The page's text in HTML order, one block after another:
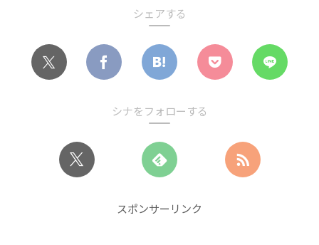
シェアする
シナをフォローする
スポンサーリンク